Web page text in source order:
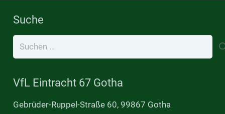
Suche
Suchen
nach:
VfL Eintracht 67 Gotha
Gebrüder-Ruppel-Straße 60, 99867 Gotha